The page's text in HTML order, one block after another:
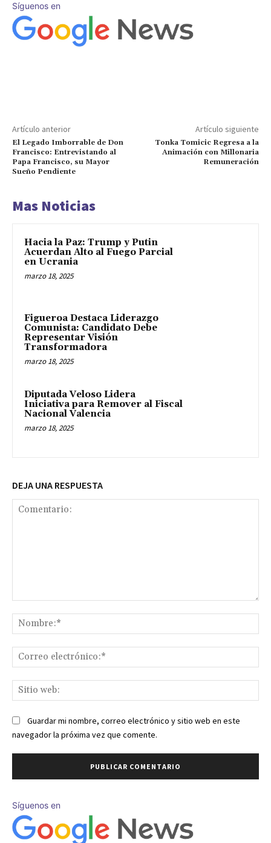
Síguenos en
Artículo anterior
El Legado Imborrable de Don
Francisco: Entrevistando al
Papa Francisco, su Mayor
Sueño Pendiente
Artículo siguiente
Tonka Tomicic Regresa a la
Animación con Millonaria
Remuneración
Mas Noticias
Hacia la Paz: Trump y Putin
Acuerdan Alto al Fuego Parcial
en Ucrania
marzo 18, 2025
Figueroa Destaca Liderazgo
Comunista: Candidato Debe
Representar Visión
Transformadora
marzo 18, 2025
Diputada Veloso Lidera
Iniciativa para Remover al Fiscal
Nacional Valencia
marzo 18, 2025
DEJA UNA RESPUESTA
Guardar mi nombre, correo electrónico y sitio web en este
navegador la próxima vez que comente.
Síguenos en